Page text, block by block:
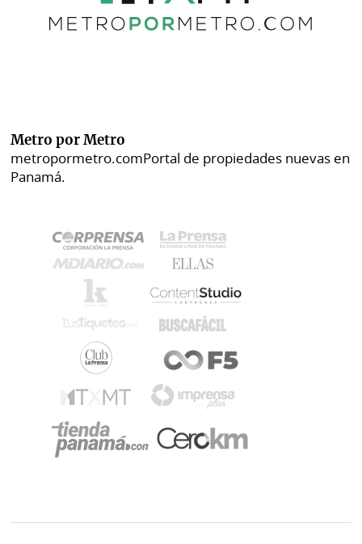
Metro por Metro
metropormetro.comPortal de propiedades nuevas en
Panamá.